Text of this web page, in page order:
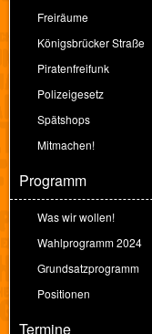
Freiräume
Königsbrücker Straße
Piratenfreifunk
Polizeigesetz
Spätshops
Mitmachen!
Programm
Was wir wollen!
Wahlprogramm 2024
Grundsatzprogramm
Positionen
Termine